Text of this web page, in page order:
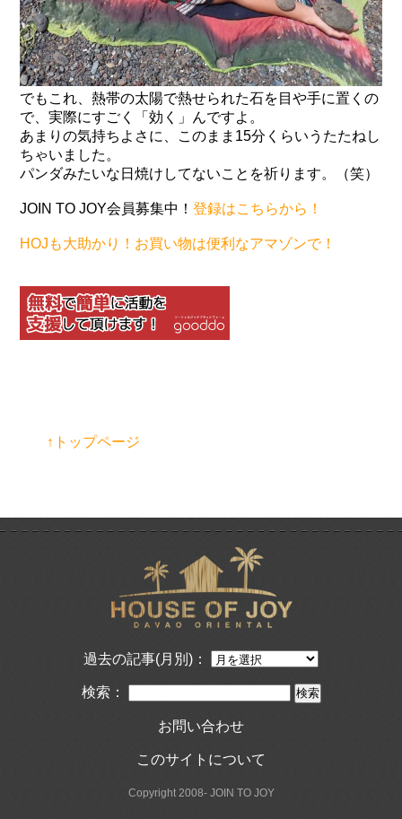
でもこれ、熱帯の太陽で熱せられた石を目や手に置くの
で、実際にすごく「効く」んですよ。
あまりの気持ちよさに、このまま15分くらいうたたねし
ちゃいました。
パンダみたいな日焼けしてないことを祈ります。（笑）
JOIN TO JOY会員募集中！登録はこちらから！
HOJも大助かり！お買い物は便利なアマゾンで！
↑トップページ
過去の記事(月別)：
検索：
お問い合わせ
このサイトについて
Copyright 2008- JOIN TO JOY